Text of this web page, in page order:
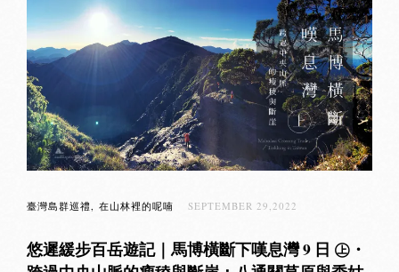
臺灣島群巡禮 在山林裡的呢喃 SEPTEMBER 29,2022
悠遲緩步百岳遊記｜馬博橫斷下嘆息灣 9 日 ㊤・